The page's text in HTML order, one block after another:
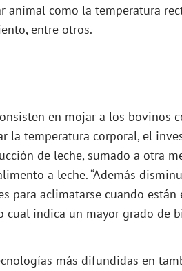
animal como la temperatura
entre otros.
en mojar a los bovinos
la temperatura corporal, el
de leche, sumado a otra
a leche. “Además
para aclimatarse cuando están
indica un mayor grado de
más difundidas en